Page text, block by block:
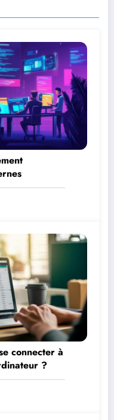
connecter à
?